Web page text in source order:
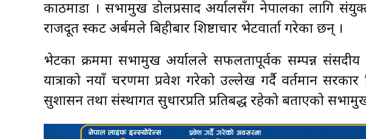
काठमाडौँ । सभामुख डोलप्रसाद अर्यालसँग नेपालका लागि
राजदूत स्कट अर्बमले बिहीबार शिष्टाचार भेटवार्ता गरेका छन् ।
भेटका क्रममा सभामुख अर्यालले सफलतापूर्वक सम्पन्न संसदीय
यात्राको नयाँ चरणमा प्रवेश गरेको उल्लेख गर्दै वर्तमान सरकार
सुशासन तथा संस्थागत सुधारप्रति प्रतिबद्ध रहेको बताएको